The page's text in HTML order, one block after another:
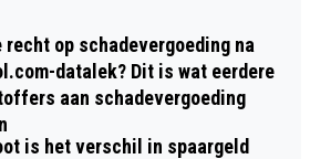
recht op schadevergoeding na
datalek? Dit is wat eerdere
aan schadevergoeding
is het verschil in spaargeld